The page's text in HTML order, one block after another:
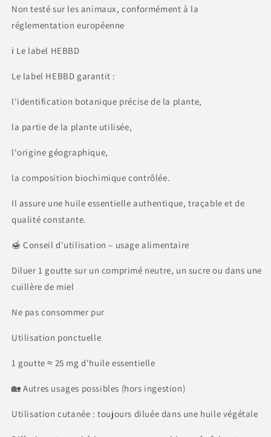
Non testé sur les animaux, conformément à la
réglementation européenne
ℹ️ Le label HEBBD
Le label HEBBD garantit :
l'identification botanique précise de la plante,
la partie de la plante utilisée,
l'origine géographique,
la composition biochimique contrôlée.
Il assure une huile essentielle authentique, traçable et de
qualité constante.
🍯 Conseil d'utilisation – usage alimentaire
Diluer 1 goutte sur un comprimé neutre, un sucre ou dans une
cuillère de miel
Ne pas consommer pur
Utilisation ponctuelle
1 goutte ≈ 25 mg d'huile essentielle
🏡 Autres usages possibles (hors ingestion)
Utilisation cutanée : toujours diluée dans une huile végétale